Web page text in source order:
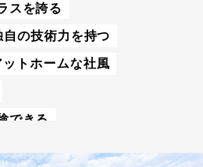
スを誇る
自の技術力を持つ
ットホームな社風
できる